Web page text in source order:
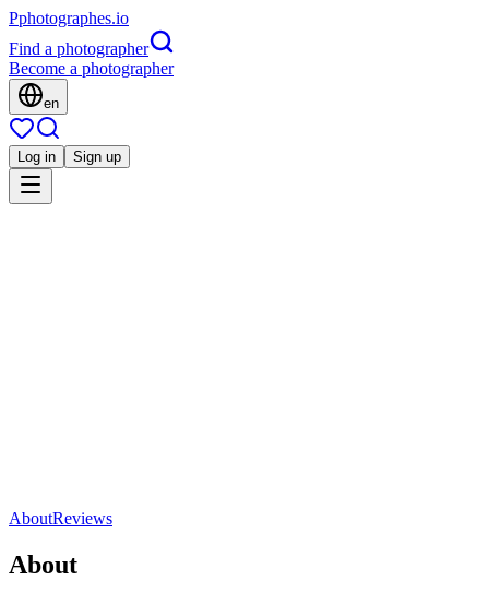
Pphotographes.io
Find a photographer
Become a photographer
en
Log in Sign up
Share
AboutReviews
About